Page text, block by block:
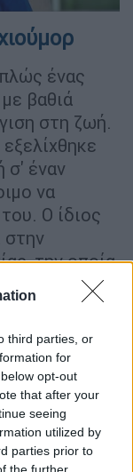
third parties, or
for
opt-out
that after your
seeing
utilized by
parties prior to
ένας
βαθιά
στη ζωή.
σ' έναν
να
Ο ίδιος
στην
την οποία
φωτός
μια
ρεαλιστική
και
του:
μια ευκαιρία
του